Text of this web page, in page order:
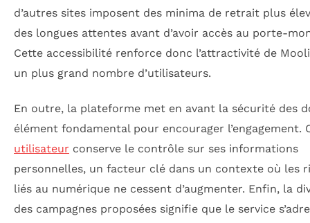
d’autres sites imposent des minima de retrait plus
des longues attentes avant d’avoir accès au porte-
Cette accessibilité renforce donc l’attractivité de
un plus grand nombre d’utilisateurs.
En outre, la plateforme met en avant la sécurité des
élément fondamental pour encourager l’engagement.
utilisateur conserve le contrôle sur ses informations
personnelles, un facteur clé dans un contexte où les
liés au numérique ne cessent d’augmenter. Enfin, la
des campagnes proposées signifie que le service